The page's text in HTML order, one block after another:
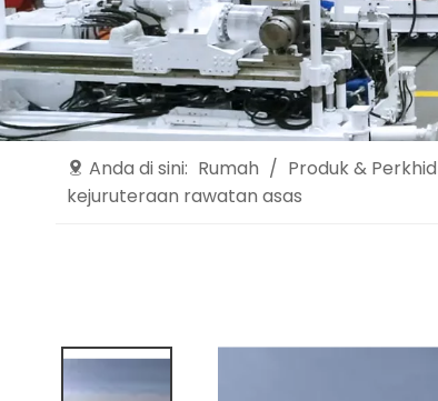
Anda di sini: Rumah / Produk &
kejuruteraan rawatan asas